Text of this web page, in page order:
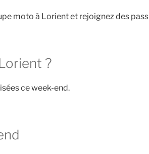
moto à Lorient et rejoignez des
?
ce week-end.